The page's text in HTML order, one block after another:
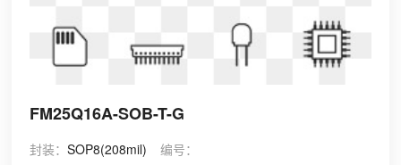
FM25Q16A-SOB-T-G
封装：SOP8(208mil)
编号：